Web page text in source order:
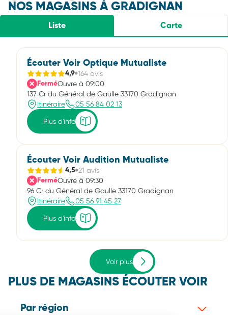
NOS MAGASINS À GRADIGNAN
Liste Carte
Écouter Voir Optique Mutualiste
4,9 164 avis
FerméOuvre à 09:00
137 Cr du Général de Gaulle 33170 Gradignan
Itinéraire
05 56 84 02 13
Plus d'info
Écouter Voir Audition Mutualiste
4,5 21 avis
FerméOuvre à 09:30
96 Cr du Général de Gaulle 33170 Gradignan
Itinéraire
05 56 91 45 27
Plus d'info
Voir plus
PLUS DE MAGASINS ÉCOUTER VOIR
Par région